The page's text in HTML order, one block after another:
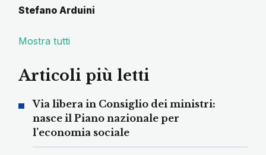
Stefano Arduini
Mostra tutti
Articoli più letti
Via libera in Consiglio dei ministri:
nasce il Piano nazionale per
l’economia sociale